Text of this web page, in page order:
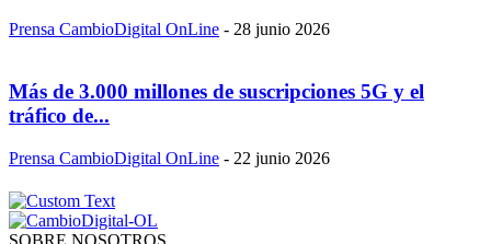
Prensa CambioDigital OnLine - 28 junio 2026
Más de 3.000 millones de suscripciones 5G y el
tráfico de...
Prensa CambioDigital OnLine - 22 junio 2026
SOBRE NOSOTROS